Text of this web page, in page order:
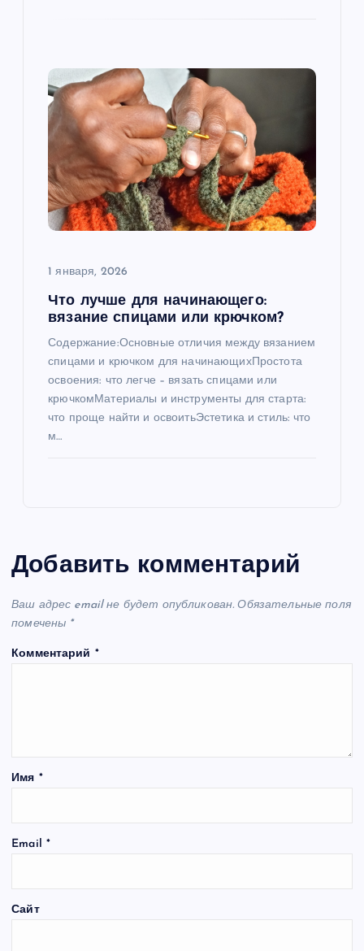
1 января, 2026
Что лучше для начинающего:
вязание спицами или крючком?
Содержание:Основные отличия между вязанием
спицами и крючком для начинающихПростота
освоения: что легче – вязать спицами или
крючкомМатериалы и инструменты для старта:
что проще найти и освоитьЭстетика и стиль: что
м…
Добавить комментарий
Ваш адрес email не будет опубликован. Обязательные поля
помечены *
Комментарий *
Имя *
Email *
Сайт